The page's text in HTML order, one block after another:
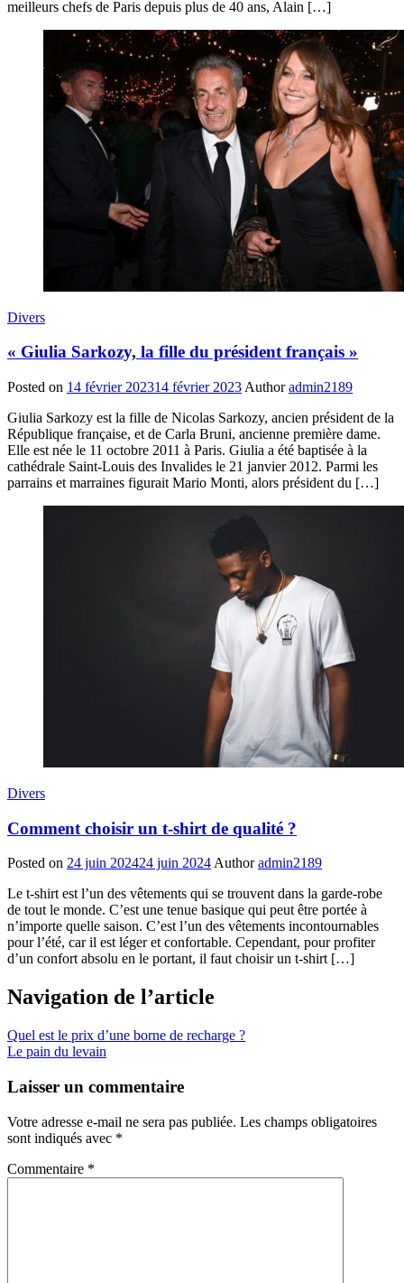
meilleurs chefs de Paris depuis plus de 40 ans, Alain […]
Divers
« Giulia Sarkozy, la fille du président français »
Posted on 14 février 202314 février 2023 Author admin2189
Giulia Sarkozy est la fille de Nicolas Sarkozy, ancien président de la
République française, et de Carla Bruni, ancienne première dame.
Elle est née le 11 octobre 2011 à Paris. Giulia a été baptisée à la
cathédrale Saint-Louis des Invalides le 21 janvier 2012. Parmi les
parrains et marraines figurait Mario Monti, alors président du […]
Divers
Comment choisir un t-shirt de qualité ?
Posted on 24 juin 202424 juin 2024Author admin2189
Le t-shirt est l’un des vêtements qui se trouvent dans la garde-robe
de tout le monde. C’est une tenue basique qui peut être portée à
n’importe quelle saison. C’est l’un des vêtements incontournables
pour l’été, car il est léger et confortable. Cependant, pour profiter
d’un confort absolu en le portant, il faut choisir un t-shirt […]
Navigation de l’article
Quel est le prix d’une borne de recharge ?
Le pain du levain
Laisser un commentaire
Votre adresse e-mail ne sera pas publiée. Les champs obligatoires
sont indiqués avec *
Commentaire *